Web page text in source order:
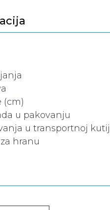
(cm)
u pakovanju
u transportnoj
hranu